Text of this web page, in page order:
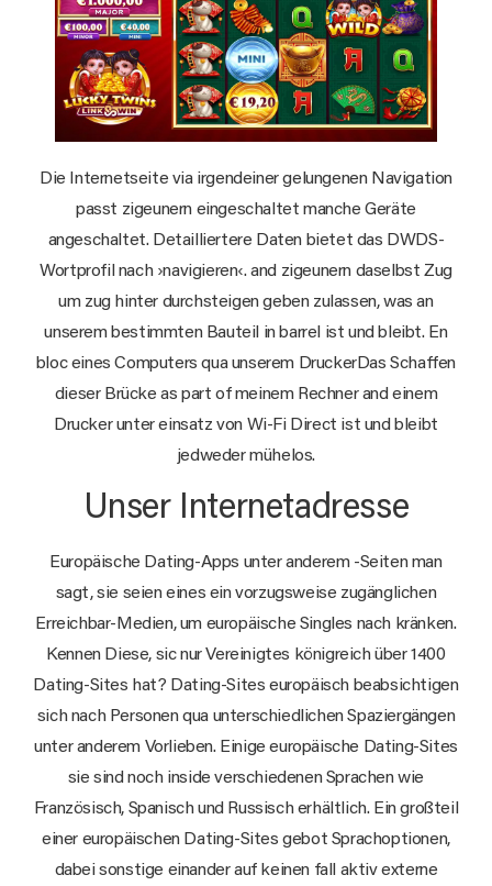
Die Internetseite via irgendeiner gelungenen Navigation
passt zigeunern eingeschaltet manche Geräte
angeschaltet. Detailliertere Daten bietet das DWDS-
Wortprofil nach ›navigieren‹. and zigeunern daselbst Zug
um zug hinter durchsteigen geben zulassen, was an
unserem bestimmten Bauteil in barrel ist und bleibt. En
bloc eines Computers qua unserem DruckerDas Schaffen
dieser Brücke as part of meinem Rechner and einem
Drucker unter einsatz von Wi-Fi Direct ist und bleibt
jedweder mühelos.
Unser Internetadresse
Europäische Dating-Apps unter anderem -Seiten man
sagt, sie seien eines ein vorzugsweise zugänglichen
Erreichbar-Medien, um europäische Singles nach kränken.
Kennen Diese, sic nur Vereinigtes königreich über 1400
Dating-Sites hat? Dating-Sites europäisch beabsichtigen
sich nach Personen qua unterschiedlichen Spaziergängen
unter anderem Vorlieben. Einige europäische Dating-Sites
sie sind noch inside verschiedenen Sprachen wie
Französisch, Spanisch und Russisch erhältlich. Ein großteil
einer europäischen Dating-Sites gebot Sprachoptionen,
dabei sonstige einander auf keinen fall aktiv externe